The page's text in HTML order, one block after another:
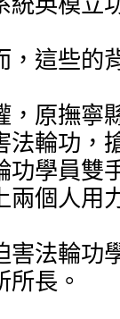
，這些的
，原撫寧
法輪功，
功學員雙
兩個人用
害法輪功
所長。